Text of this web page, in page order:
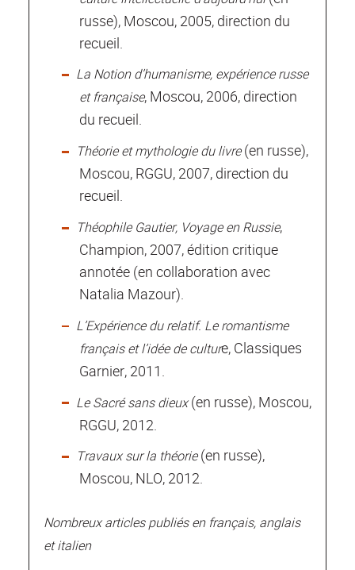
russe), Moscou, 2005, direction du
recueil.
La Notion d’humanisme, expérience russe
et française, Moscou, 2006, direction
du recueil.
Théorie et mythologie du livre(en russe),
Moscou, RGGU, 2007, direction du
recueil.
Théophile Gautier, Voyage en Russie,
Champion, 2007, édition critique
annotée (en collaboration avec
Natalia Mazour).
L’Expérience du relatif. Le romantisme
français et l’idée de culture, Classiques
Garnier, 2011.
Le Sacré sans dieux(en russe), Moscou,
RGGU, 2012.
Travaux sur la théorie(en russe),
Moscou, NLO, 2012.
Nombreux articles publiés en français, anglais
et italien